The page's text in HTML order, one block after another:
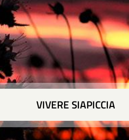
VIVERE SIAPICCIA